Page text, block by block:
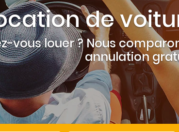
de
vous louer ? Nous
annulation